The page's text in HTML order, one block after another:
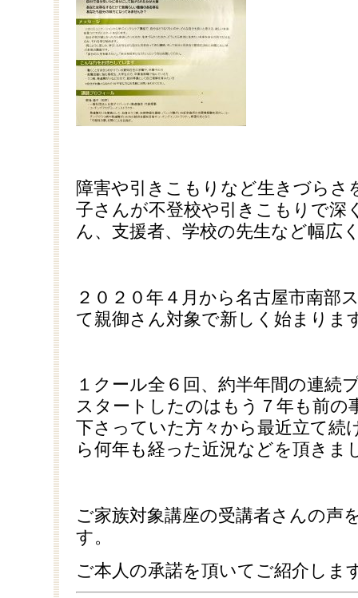
障害や引きこもりなど生きづらさ
子さんが不登校や引きこもりで深
ん、支援者、学校の先生など幅広
２０２０年４月から名古屋市南部
て親御さん対象で新しく始まりま
１クール全６回、約半年間の連続
スタートしたのはもう７年も前の
下さっていた方々から最近立て続
ら何年も経った近況などを頂きま
ご家族対象講座の受講者さんの声
す。
ご本人の承諾を頂いてご紹介しま